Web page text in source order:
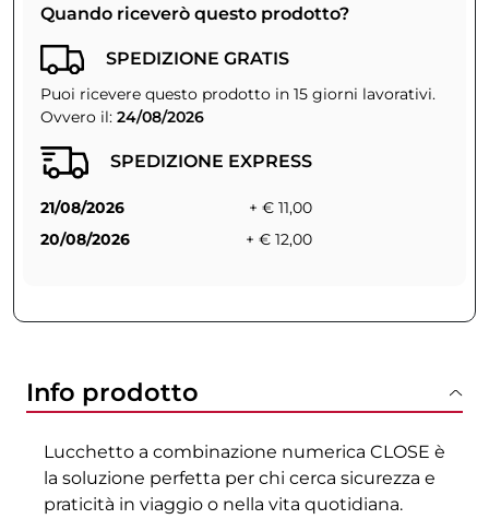
Quando riceverò questo prodotto?
SPEDIZIONE GRATIS
Puoi ricevere questo prodotto in 15 giorni lavorativi.
Ovvero il: 24/08/2026
SPEDIZIONE EXPRESS
21/08/2026
+ € 11,00
20/08/2026
+ € 12,00
Info prodotto
Lucchetto a combinazione numerica CLOSE è
la soluzione perfetta per chi cerca sicurezza e
praticità in viaggio o nella vita quotidiana.